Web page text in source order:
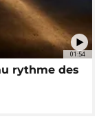
01:54
rythme des